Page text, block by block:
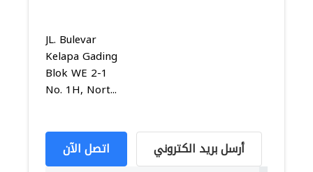
JL. Bulevar
Kelapa Gading
Blok WE 2-1
No. 1H, Nort...
اتصل الآن أرسل بريد الكتروني